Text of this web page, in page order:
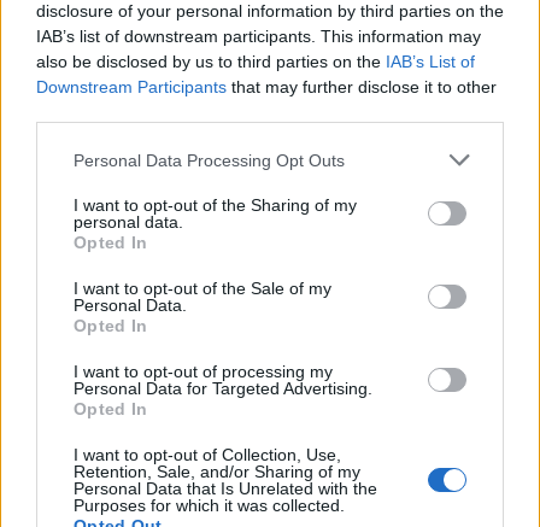
disclosure of your personal information by third parties on the
IAB’s list of downstream participants. This information may
also be disclosed by us to third parties on the IAB’s List of
Downstream Participants that may further disclose it to other
Please note that this website/app uses one or more Google
not limited to your visit or usage behaviour. You may click to
grant or deny consent to Google and its third-party tags to
use your data for below specified purposes in below Google
consent section.
Personal Data Processing Opt Outs
I want to opt-out of the Sharing of my
personal data.
Opted In
I want to opt-out of the Sale of my
Personal Data.
Opted In
I want to opt-out of processing my
Personal Data for Targeted Advertising.
Opted In
I want to opt-out of Collection, Use,
Retention, Sale, and/or Sharing of my
Personal Data that Is Unrelated with the
Purposes for which it was collected.
19 éve
Ha már említetted a moziszájtot akkor:
sorozatjunkie.freeblog.hu/
Szerintem nagyon jó kis blog a sorozatokról...
19 éve
filmbuzi.freeblog.hu/
még film :)
Csanad
Egy bevándorló mindennapjai Új Zélandon?